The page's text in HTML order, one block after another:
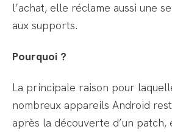
l’achat, elle réclame aussi une
aux supports.
Pourquoi ?
La principale raison pour
nombreux appareils Android
après la découverte d’un patch,